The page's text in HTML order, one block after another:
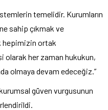
temelidir. Kurumların
sahip çıkmak ve
hepimizin ortak
olarak her zaman hukukun,
olmaya devam edeceğiz.”
güven vurgusunun